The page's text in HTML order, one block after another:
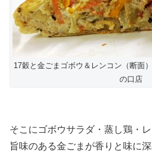
17穀と金ごまゴボウ＆レンコン（断面
の口店
そこにゴボウサラダ・蒸し鶏・
旨味のある金ごまが香りと味に